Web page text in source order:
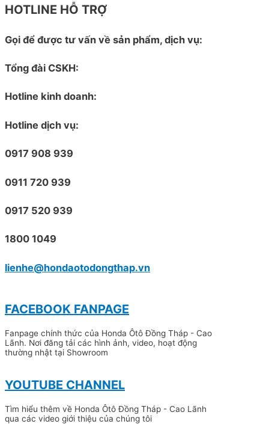
HOTLINE HỖ TRỢ
Gọi để được tư vấn về sản phẩm, dịch vụ:
Tổng đài CSKH:
Hotline kinh doanh:
Hotline dịch vụ:
0917 908 939
0911 720 939
0917 520 939
1800 1049
lienhe@hondaotodongthap.vn
FACEBOOK FANPAGE
Fanpage chính thức của Honda Ôtô Đồng Tháp - Cao
Lãnh. Nơi đăng tải các hình ảnh, video, hoạt động
thường nhật tại Showroom
YOUTUBE CHANNEL
Tìm hiểu thêm về Honda Ôtô Đồng Tháp - Cao Lãnh
qua các video giới thiệu của chúng tôi